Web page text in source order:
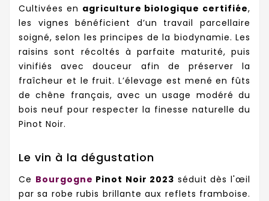
Cultivées en agriculture biologique certifiée,
les vignes bénéficient d’un travail parcellaire
soigné, selon les principes de la biodynamie. Les
raisins sont récoltés à parfaite maturité, puis
vinifiés avec douceur afin de préserver la
fraîcheur et le fruit. L’élevage est mené en fûts
de chêne français, avec un usage modéré du
bois neuf pour respecter la finesse naturelle du
Pinot Noir.
Le vin à la dégustation
Ce Bourgogne Pinot Noir 2023 séduit dès l'œil
par sa robe rubis brillante aux reflets framboise.